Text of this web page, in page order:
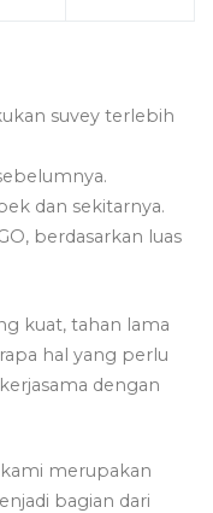
suvey terlebih
dan sekitarnya.
berdasarkan luas
kuat, tahan lama
hal yang perlu
dengan
merupakan
bagian dari